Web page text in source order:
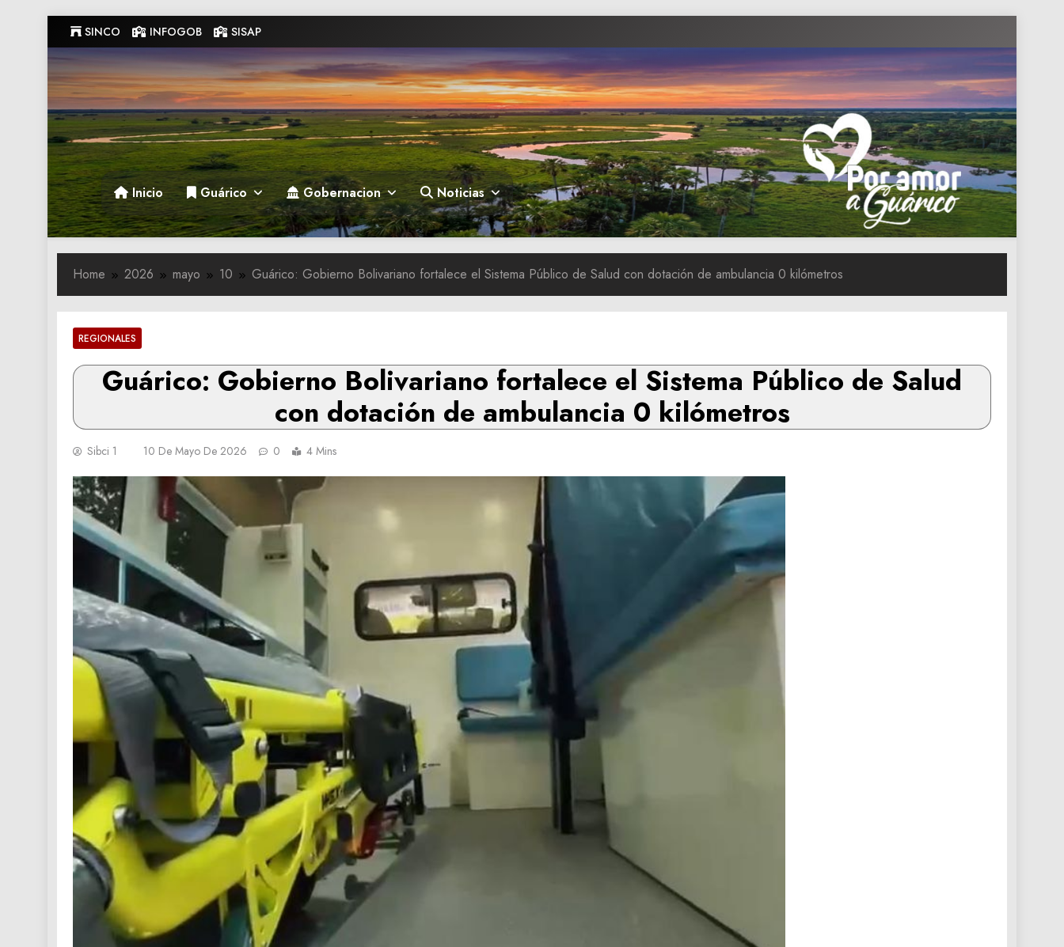
to
content
SINCO INFOGOB SISAP
Gobernacion de Guarico
Gobernacion de Guarico
Inicio Guárico Gobernacion Noticias
Home 2026 mayo 10 Guárico: Gobierno Bolivariano fortalece el Sistema Público de Salud con dotación de ambulancia 0 kilómetros
REGIONALES
Guárico: Gobierno Bolivariano fortalece el Sistema Público de Salud
con dotación de ambulancia 0 kilómetros
Sibci 1 10 De Mayo De 2026 0 4 Mins